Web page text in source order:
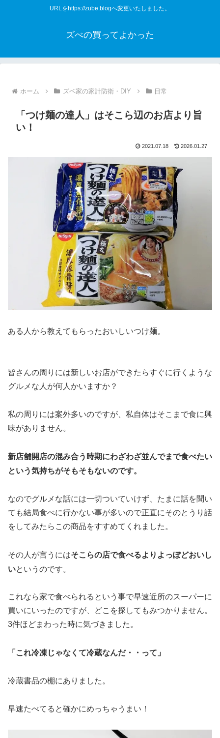
URLをhttps://zube.blogへ変更いたしました。
ズべの買ってよかった
ホーム ズベ家の家計防衛・DIY 日常
「つけ麺の達人」はそこら辺のお店より旨
い！
2021.07.18 2026.01.27
ある人から教えてもらったおいしいつけ麺。
皆さんの周りには新しいお店ができたらすぐに行くような
グルメな人が何人かいますか？
私の周りには案外多いのですが、私自体はそこまで食に興
味がありません。
新店舗開店の混み合う時期にわざわざ並んでまで食べたい
という気持ちがそもそもないのです。
なのでグルメな話には一切ついていけず、たまに話を聞い
ても結局食べに行かない事が多いので正直にそのとうり話
をしてみたらこの商品をすすめてくれました。
その人が言うにはそこらの店で食べるよりよっぽどおいし
いというのです。
これなら家で食べられるという事で早速近所のスーパーに
買いにいったのですが、どこを探してもみつかりません。
3件ほどまわった時に気づきました。
「これ冷凍じゃなくて冷蔵なんだ・・って」
冷蔵書品の棚にありました。
早速たべてると確かにめっちゃうまい！